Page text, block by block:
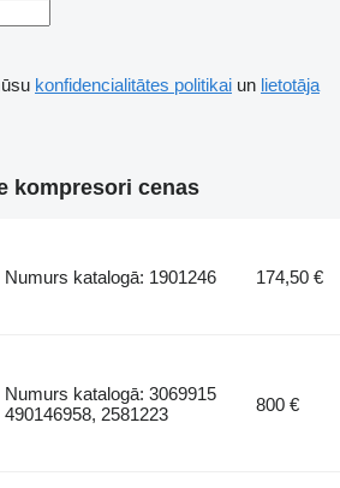
konfidencialitātes politikai un lietotāja
kompresori cenas
Numurs katalogā: 1901246 174,50 €
Numurs katalogā: 3069915
490146958, 2581223
800 €